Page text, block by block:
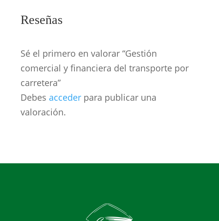
Reseñas
Sé el primero en valorar “Gestión
comercial y financiera del transporte por
carretera”
Debes acceder para publicar una
valoración.